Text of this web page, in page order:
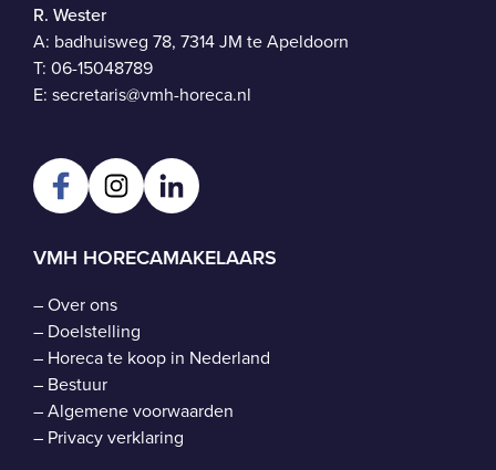
R. Wester
A: badhuisweg 78, 7314 JM te Apeldoorn
T: 06-15048789
E: secretaris@vmh-horeca.nl
VMH HORECAMAKELAARS
–Over ons
– Doelstelling
– Horeca te koop in Nederland
– Bestuur
–Algemene voorwaarden
– Privacy verklaring